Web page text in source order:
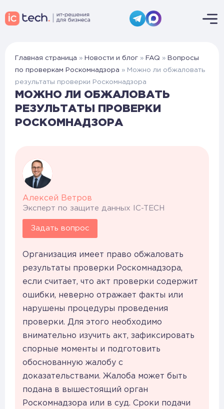
Главная страница » Новости и блог » FAQ » Вопросы
по проверкам Роскомнадзора » Можно ли обжаловать
результаты проверки Роскомнадзора
МОЖНО ЛИ ОБЖАЛОВАТЬ
РЕЗУЛЬТАТЫ ПРОВЕРКИ
РОСКОМНАДЗОРА
Алексей Ветров
Эксперт по защите данных IC-TECH
Задать вопрос
Организация имеет право обжаловать
результаты проверки Роскомнадзора,
если считает, что акт проверки содержит
ошибки, неверно отражает факты или
нарушены процедуры проведения
проверки. Для этого необходимо
внимательно изучить акт, зафиксировать
спорные моменты и подготовить
обоснованную жалобу с
доказательствами. Жалоба может быть
подана в вышестоящий орган
Роскомнадзора или в суд. Сроки подачи